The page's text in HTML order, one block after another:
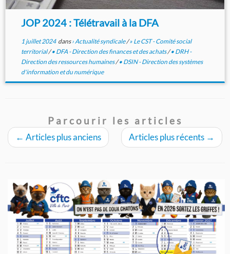
JOP 2024 : Télétravail à la DFA
1 juillet 2024dans› Actualité syndicale/» Le CST - Comité social
territorial/• DFA - Direction des finances et des achats/• DRH -
Direction des ressources humaines/• DSIN - Direction des systèmes
d'information et du numérique
Parcourir les articles
← Articles plus anciens Articles plus récents →